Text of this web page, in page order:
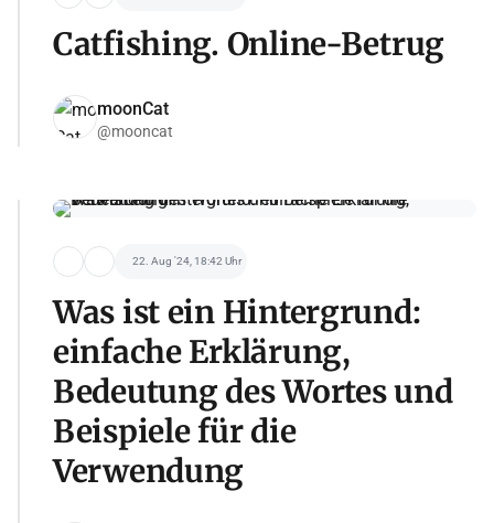
Catfishing. Online-Betrug
moonCat
@mooncat
22. Aug '24, 18:42 Uhr
Was ist ein Hintergrund:
einfache Erklärung,
Bedeutung des Wortes und
Beispiele für die
Verwendung